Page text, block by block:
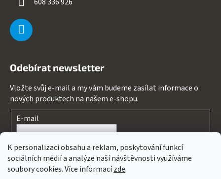
K personalizaci obsahu a reklam, poskytování funkcí
sociálních médií a analýze naší návštěvnosti využíváme
soubory cookies. Více informacízde.
Odebírat newsletter
Vložte svůj e-mail a my vám budeme zasílat informace o
nových produktech na našem e-shopu.
E-mail
Souhlasím spodmínkami ochrany osobních údajů
PŘIHLÁSIT SE